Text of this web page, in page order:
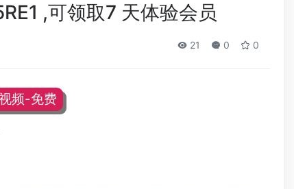
,可领取7 天体验会员
21 0 0
频-免费